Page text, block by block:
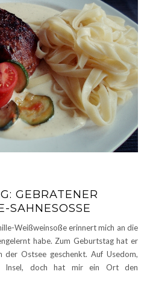
GEBRATENER
Weißweinsoße erinnert mich an die
habe. Zum Geburtstag hat er
der Ostsee geschenkt. Auf Usedom,
Insel, doch hat mir ein Ort den